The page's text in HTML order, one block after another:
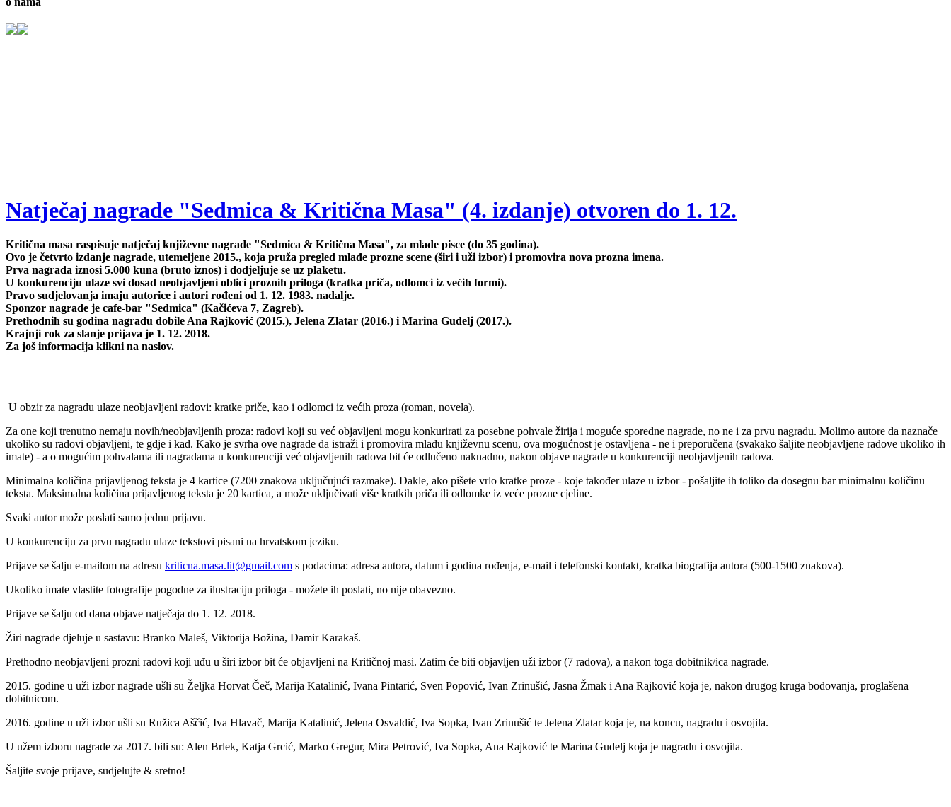
Natječaj nagrade "Sedmica & Kritična Masa" (4. izdanje) otvoren do 1. 12.
Kritična masa raspisuje natječaj književne nagrade "Sedmica & Kritična Masa", za mlade pisce (do 35 godina).
Ovo je četvrto izdanje nagrade, utemeljene 2015., koja pruža pregled mlađe prozne scene (širi i uži izbor) i promovira nova prozna imena.
Prva nagrada iznosi 5.000 kuna (bruto iznos) i dodjeljuje se uz plaketu.
U konkurenciju ulaze svi dosad neobjavljeni oblici proznih priloga (kratka priča, odlomci iz većih formi).
Pravo sudjelovanja imaju autorice i autori rođeni od 1. 12. 1983. nadalje.
Sponzor nagrade je cafe-bar "Sedmica" (Kačićeva 7, Zagreb).
Prethodnih su godina nagradu dobile Ana Rajković (2015.), Jelena Zlatar (2016.) i Marina Gudelj (2017.).
Krajnji rok za slanje prijava je 1. 12. 2018.
Za još informacija klikni na naslov.
U obzir za nagradu ulaze neobjavljeni radovi: kratke priče, kao i odlomci iz većih proza (roman, novela).
Za one koji trenutno nemaju novih/neobjavljenih proza: radovi koji su već objavljeni mogu konkurirati za posebne pohvale žirija i moguće sporedne nagrade, no ne i za prvu nagradu. Molimo autore da naznače
ukoliko su radovi objavljeni, te gdje i kad. Kako je svrha ove nagrade da istraži i promovira mladu književnu scenu, ova mogućnost je ostavljena - ne i preporučena (svakako šaljite neobjavljene radove ukoliko ih
imate) - a o mogućim pohvalama ili nagradama u konkurenciji već objavljenih radova bit će odlučeno naknadno, nakon objave nagrade u konkurenciji neobjavljenih radova.
Minimalna količina prijavljenog teksta je 4 kartice (7200 znakova uključujući razmake). Dakle, ako pišete vrlo kratke proze - koje također ulaze u izbor - pošaljite ih toliko da dosegnu bar minimalnu količinu
teksta. Maksimalna količina prijavljenog teksta je 20 kartica, a može uključivati više kratkih priča ili odlomke iz veće prozne cjeline.
Svaki autor može poslati samo jednu prijavu.
U konkurenciju za prvu nagradu ulaze tekstovi pisani na hrvatskom jeziku.
Prijave se šalju e-mailom na adresu kriticna.masa.lit@gmail.com s podacima: adresa autora, datum i godina rođenja, e-mail i telefonski kontakt, kratka biografija autora (500-1500 znakova).
Ukoliko imate vlastite fotografije pogodne za ilustraciju priloga - možete ih poslati, no nije obavezno.
Prijave se šalju od dana objave natječaja do 1. 12. 2018.
Žiri nagrade djeluje u sastavu: Branko Maleš, Viktorija Božina, Damir Karakaš.
Prethodno neobjavljeni prozni radovi koji uđu u širi izbor bit će objavljeni na Kritičnoj masi. Zatim će biti objavljen uži izbor (7 radova), a nakon toga dobitnik/ica nagrade.
2015. godine u uži izbor nagrade ušli su Željka Horvat Čeč, Marija Katalinić, Ivana Pintarić, Sven Popović, Ivan Zrinušić, Jasna Žmak i Ana Rajković koja je, nakon drugog kruga bodovanja, proglašena
dobitnicom.
2016. godine u uži izbor ušli su Ružica Aščić, Iva Hlavač, Marija Katalinić, Jelena Osvaldić, Iva Sopka, Ivan Zrinušić te Jelena Zlatar koja je, na koncu, nagradu i osvojila.
U užem izboru nagrade za 2017. bili su: Alen Brlek, Katja Grcić, Marko Gregur, Mira Petrović, Iva Sopka, Ana Rajković te Marina Gudelj koja je nagradu i osvojila.
Šaljite svoje prijave, sudjelujte & sretno!